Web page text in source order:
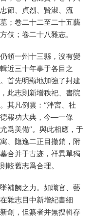
節、貞烈、賢淑、流
；卷二十二至二十五藝
伎；卷二十八雜志。
領一州十三縣，沒有變
近三十年事于各目之
首先明顯地加強了封建
此志則新增秩祀、書院
其凡例雲：“泮宮、社
報功大典，今—一條
爲美備”。與此相應，于
、隐逸二正目撤銷，附
合并于古迹，祥異單獨
較舊志爲合理。
補阙之力。如職官、藝
雜志目中新增紀書細
創，但纂者并無搜輯存